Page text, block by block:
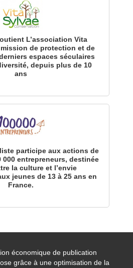
L’association Vita
de protection et de
espaces séculaires
depuis plus de 10
ans
participe aux actions de
000 entrepreneurs, destinée
la culture et l’envie
jeunes de 13 à 25 ans en
France.
économique de publication
grâce à une optimisation de la